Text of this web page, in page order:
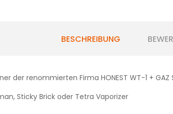
BESCHREIBUNG
der renommierten Firma HONEST WT-1 +
Sticky Brick oder Tetra Vaporizer